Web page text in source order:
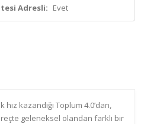
Adresli: Evet
kazandığı Toplum 4.0’dan,
geleneksel olandan farklı bir